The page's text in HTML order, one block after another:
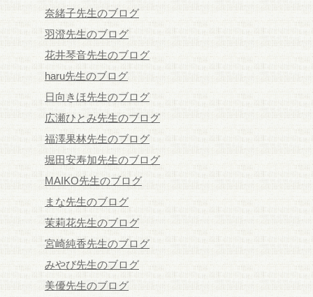
奈緒子先生のブログ
羽澄先生のブログ
花井琴音先生のブログ
haru先生のブログ
日向きほ先生のブログ
広瀬ひとみ先生のブログ
福澤果林先生のブログ
堀田安寿加先生のブログ
MAIKO先生のブログ
まな先生のブログ
茉莉花先生のブログ
宮崎純香先生のブログ
みやび先生のブログ
美優先生のブログ